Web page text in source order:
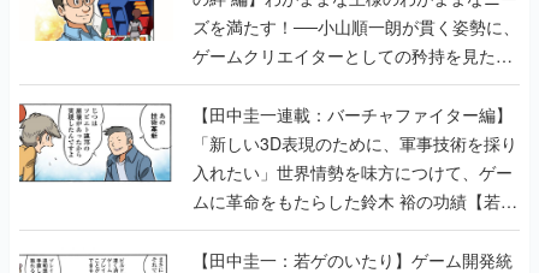
ズを満たす！──小山順一朗が貫く姿勢に、
ゲームクリエイターとしての矜持を見た
【若ゲのいたり最終回】
【田中圭一連載：バーチャファイター編】
「新しい3D表現のために、軍事技術を採り
入れたい」世界情勢を味方につけて、ゲー
ムに革命をもたらした鈴木 裕の功績【若ゲ
のいたり】
【田中圭一：若ゲのいたり】ゲーム開発統